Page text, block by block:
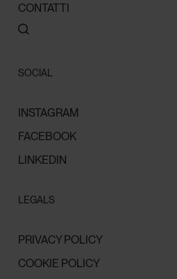
CONTATTI
SOCIAL
INSTAGRAM
FACEBOOK
LINKEDIN
LEGALS
PRIVACY POLICY
COOKIE POLICY